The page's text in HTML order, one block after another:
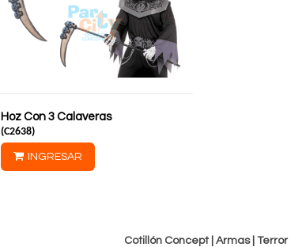
Hoz Con 3 Calaveras
(C2638)
INGRESAR
Cotillón Concept | Armas| Terror